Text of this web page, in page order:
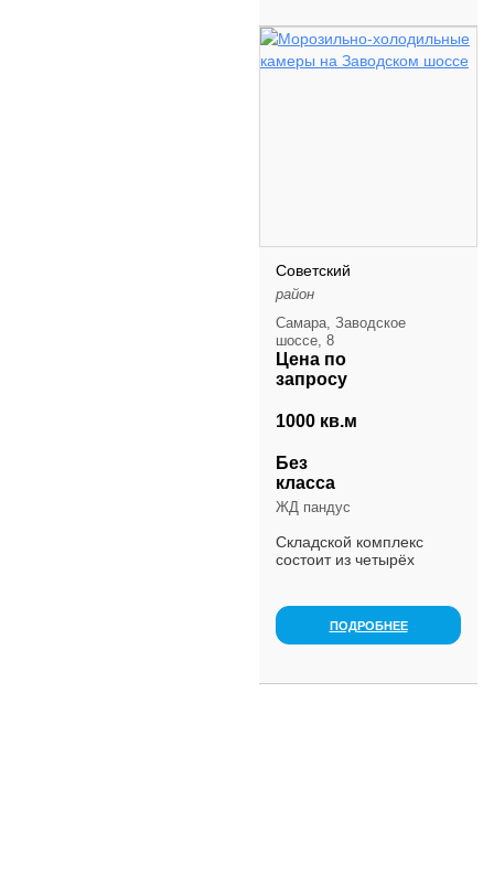
шоковой замороз...
Советский
район
Самара, Заводское
шоссе, 8
Цена по
запросу
1000 кв.м
Без
класса
ЖД пандус
Складской комплекс
состоит из четырёх
складского модуля 190
м2. Объем модуля 1000
м3. Вместимость до 350
ПОДРОБНЕЕ